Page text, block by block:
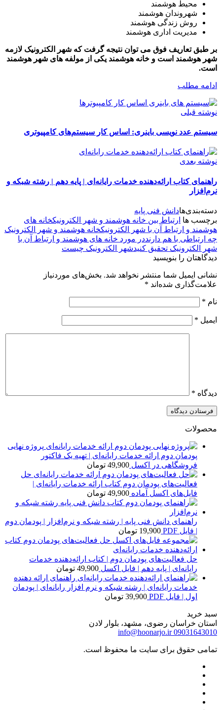
محیط هوشمند
شهروندان هوشمند
روش زندگی هوشمند
مدیریت اداری هوشمند
بر طبق تعاریف فوق می توان نتیجه گرفت که شهر الکترونیک لازمه
شهر هوشمند است و خانه هوشمند یکی از مولفه های شهر هوشمند
است.
ادامه مطلب
نوشته قبلی
سیستم عدد نویسی باینری: اساس کار سیستم‌های کامپیوتری
نوشته بعدی
راهنمای کتاب ارائه‌دهنده خدمات رایانه‌ای | پایه دهم | رشته شبکه و
نرم‌افزار
دسته‌بندی‌هادانش فنی پایه
برچسب ها ارتباط بین خانه هوشمند و شهر الکترونیکخانه های
هوشمند و ارتباط آن با شهر الکترونیکخانه هوشمند و شهر الکترونیک
چه ارتباطی با هم دارنددر مورد خانه ­های هوشمند و ارتباط آن با
شهر الکترونیک تحقیق کنیدشهر الکترونیک چیست
دیدگاهتان را بنویسید
نشانی ایمیل شما منتشر نخواهد شد. بخش‌های موردنیاز
علامت‌گذاری شده‌اند *
نام *
ایمیل *
دیدگاه *
محصولات
پروژه نهایی
پودمان دوم ارائه خدمات رایانه‌ای | تهیه یک فاکتور
فروشگاهی در اکسل 49,900 تومان
حل
فعالیت‌های پودمان دوم کتاب ارائه خدمات رایانه‌ای |
فایل‌های اکسل آماده 49,900 تومان
راهنمای دانش فنی پایه | رشته شبکه و نرم‌افزار | پودمان دوم
| فایل PDF
19,900 تومان
حل فعالیت‌های پودمان دوم | کتاب ارائه‌دهنده خدمات
رایانه‌ای | پایه دهم | فایل اکسل 49,900 تومان
راهنمای ارائه دهنده
خدمات رایانه‌ای | رشته شبکه و نرم افزار رایانه‌ای | پودمان
اول | فایل PDF
39,900 تومان
سبد خرید
استان خراسان رضوی، مشهد، بلوار لادن
09031643010
info@hoonarjo.ir
تمامی حقوق برای سایت ما محفوظ است.